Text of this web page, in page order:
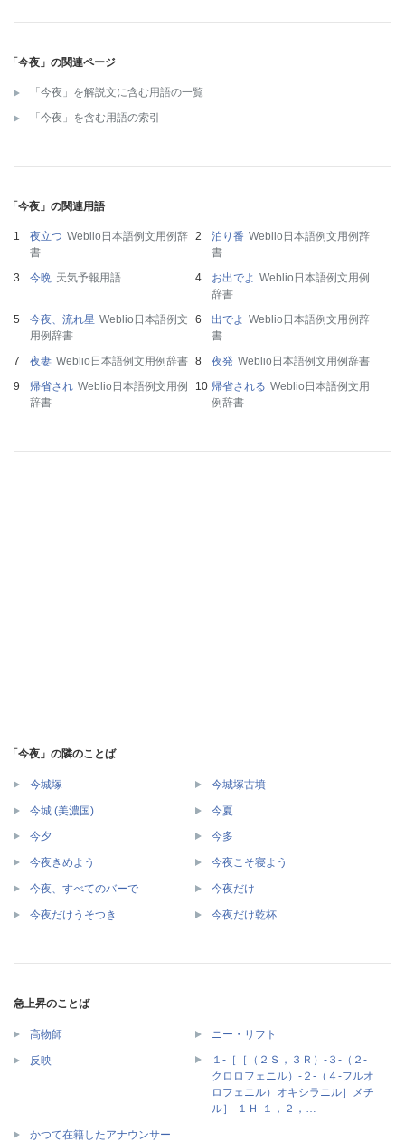
「今夜」の関連ページ
「今夜」を解説文に含む用語の一覧
「今夜」を含む用語の索引
「今夜」の関連用語
夜立つ Weblio日本語例文用例辞
書
泊り番 Weblio日本語例文用例辞
書
今晩 天気予報用語 お出でよ Weblio日本語例文用例
辞書
今夜、流れ星 Weblio日本語例文
用例辞書
出でよ Weblio日本語例文用例辞
書
夜妻 Weblio日本語例文用例辞書 夜発 Weblio日本語例文用例辞書
帰省され Weblio日本語例文用例
辞書
帰省される Weblio日本語例文用
例辞書
「今夜」の隣のことば
今城塚 今城塚古墳
今城 (美濃国) 今夏
今夕 今多
今夜きめよう 今夜こそ寝よう
今夜、すべてのバーで 今夜だけ
今夜だけうそつき 今夜だけ乾杯
急上昇のことば
高物師 ニー・リフト
反映
１‐［［（２Ｓ，３Ｒ）‐３‐（２‐
クロロフェニル）‐２‐（４‐フルオ
ロフェニル）オキシラニル］メチ
ル］‐１Ｈ‐１，２，…
かつて在籍したアナウンサー